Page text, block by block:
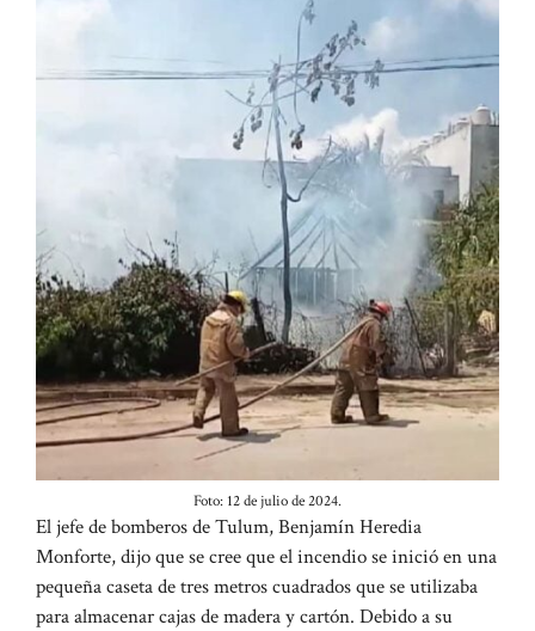
Foto: 12 de julio de 2024.
El jefe de bomberos de Tulum, Benjamín Heredia
Monforte, dijo que se cree que el incendio se inició en una
pequeña caseta de tres metros cuadrados que se utilizaba
para almacenar cajas de madera y cartón. Debido a su